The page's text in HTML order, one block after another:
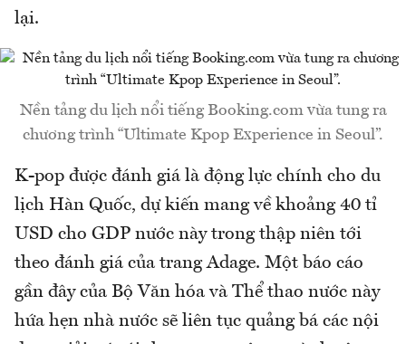
lại.
Nền tảng du lịch nổi tiếng Booking.com vừa tung ra
chương trình “Ultimate Kpop Experience in Seoul”.
K-pop được đánh giá là động lực chính cho du
lịch Hàn Quốc, dự kiến mang về khoảng 40 tỉ
USD cho GDP nước này trong thập niên tới
theo đánh giá của trang Adage. Một báo cáo
gần đây của Bộ Văn hóa và Thể thao nước này
hứa hẹn nhà nước sẽ liên tục quảng bá các nội